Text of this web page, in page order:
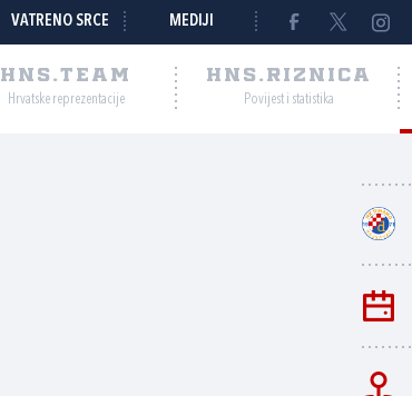
VATRENO SRCE MEDIJI
HNS.TEAM
Hrvatske reprezentacije
HNS.RIZNICA
Povijest i statistika